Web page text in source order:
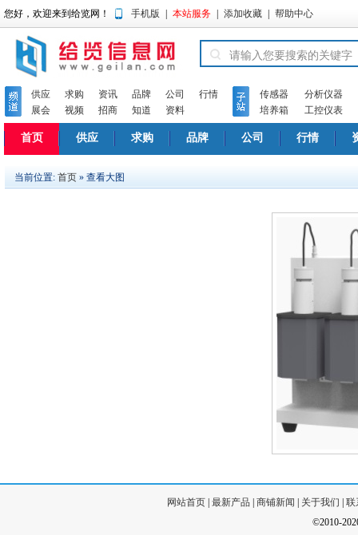
您好，欢迎来到给览网！ 手机版 本站服务 添加收藏 帮助中心
供应 求购 资讯 品牌 公司
行情
展会
视频 招商 知道 资料
传感器
分析仪器
培养箱
工控仪表
首页 供应 求购 品牌 公司 行情
当前位置: 首页 » 查看大图
网站首页| 最新产品 商铺新闻 关于我们
联
©2010-